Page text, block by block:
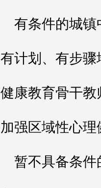
有条件的城
有计划、有步
健康教育骨干
加强区域性心
暂不具备条